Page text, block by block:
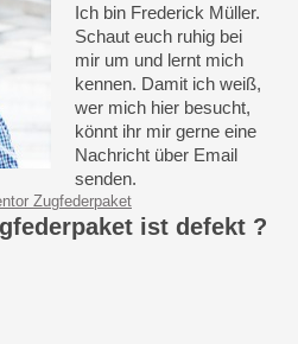
Ich bin Frederick Müller.
Schaut euch ruhig bei
mir um und lernt mich
kennen. Damit ich weiß,
wer mich hier besucht,
könnt ihr mir gerne eine
Nachricht über Email
senden.
Zugfederpaket
ist defekt ?